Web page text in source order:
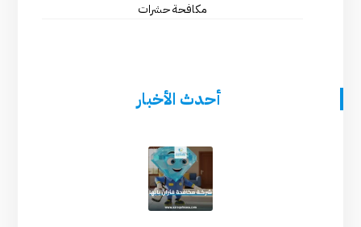
مكافحة حشرات
أحدث الأخبار